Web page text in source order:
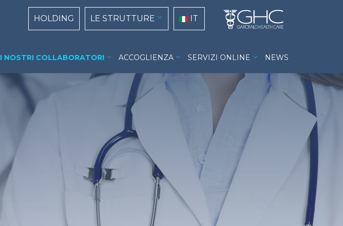
Centri Top navigation
HOLDING LE STRUTTURE
Select your language
IT
I NOSTRI COLLABORATORI ACCOGLIENZA SERVIZI ONLINE NEWS